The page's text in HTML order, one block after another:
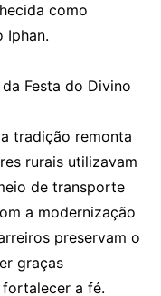
como
Iphan.
Festa do Divino
tradição remonta
rurais utilizavam
de transporte
a modernização
preservam o
graças
a fé.